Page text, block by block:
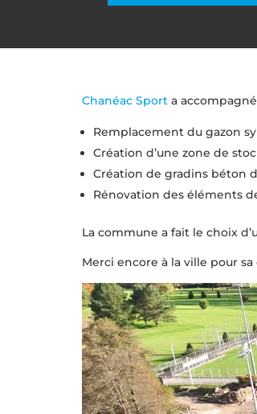
Chanéac Sport a
Remplacement du gazon
Création d’une zone de
Création de gradins béton
Rénovation des éléments
La commune a fait le choix
Merci encore à la ville pour
Lecteur
vidéo